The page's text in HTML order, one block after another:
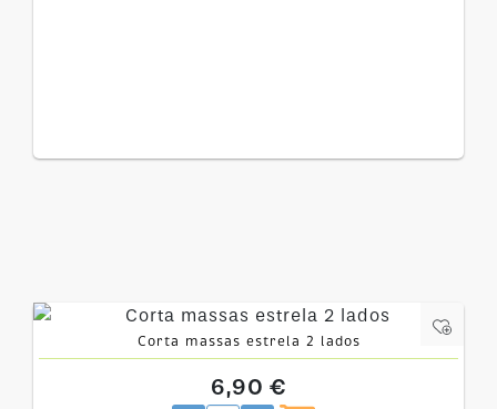
Corta massas estrela 2 lados
6,90 €